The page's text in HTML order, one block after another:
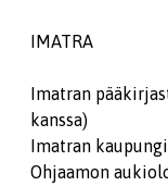
IMATRA
Imatran
kanssa)
Imatran
Ohjaamon